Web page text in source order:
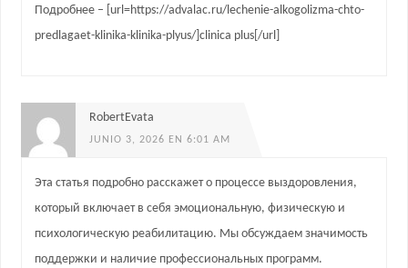
Подробнее – [url=https://advalac.ru/lechenie-alkogolizma-chto-
predlagaet-klinika-klinika-plyus/]clinica plus[/url]
RobertEvata
JUNIO 3, 2026 EN 6:01 AM
Эта статья подробно расскажет о процессе выздоровления,
который включает в себя эмоциональную, физическую и
психологическую реабилитацию. Мы обсуждаем значимость
поддержки и наличие профессиональных программ.